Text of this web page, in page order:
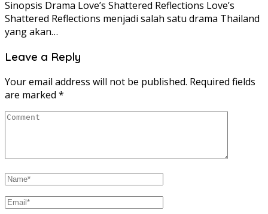
Sinopsis Drama Love’s Shattered Reflections Love’s
Shattered Reflections menjadi salah satu drama Thailand
yang akan…
Leave a Reply
Your email address will not be published. Required fields
are marked *